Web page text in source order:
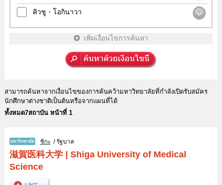
คิวชู・โอกินาวา
เพิ่มเงื่อนไขการค้นหา
สามารถค้นหาจากเงื่อนไขของการค้นคว้ามหาวิทยาลัยที่กำลังเปิดรับสมัคร
นักศึกษาต่างชาติเป็นต้นหรือจากแผนที่ได้
ทั้งหมด7สถาบัน หน้าที่ 1
ชิกะ/ รัฐบาล
滋賀医科大学| Shiga University of Medical
Science